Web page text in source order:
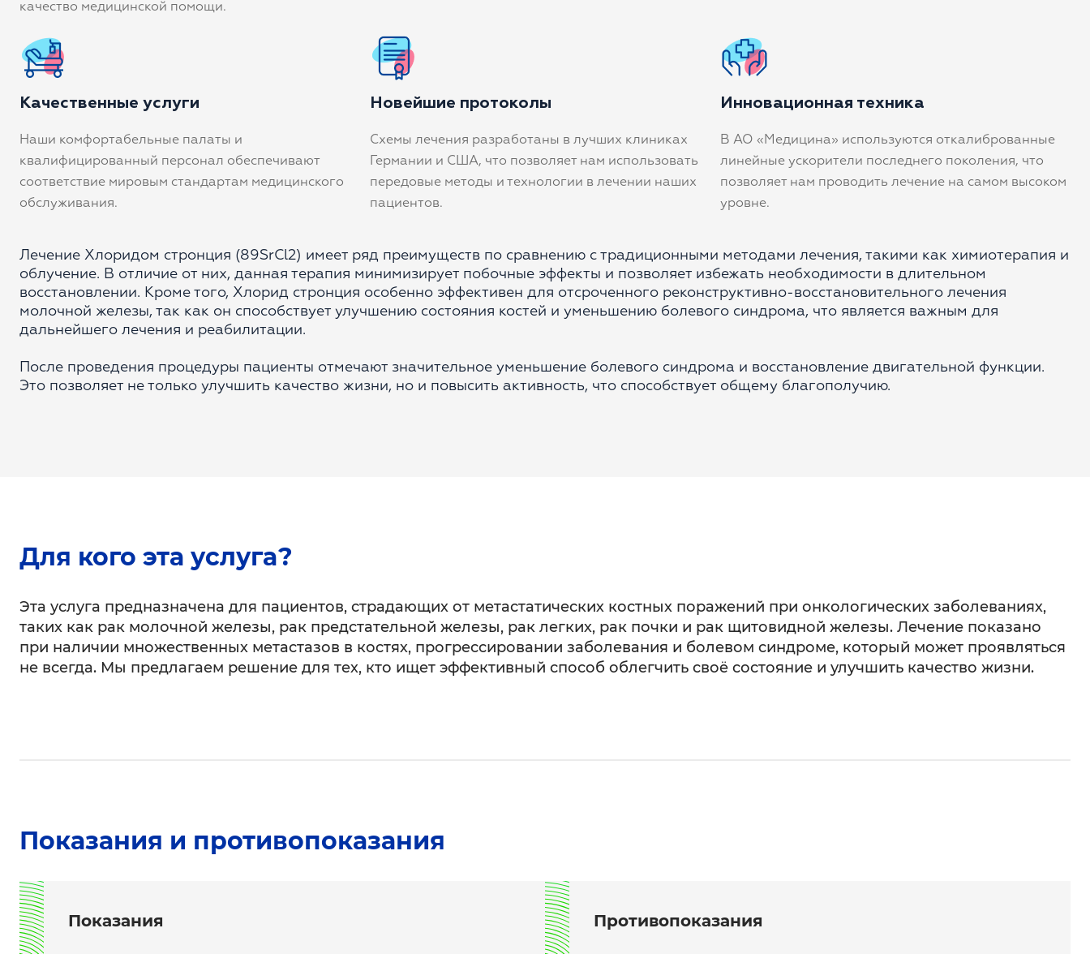
качество медицинской помощи.
Качественные услуги
Наши комфортабельные палаты и
квалифицированный персонал обеспечивают
соответствие мировым стандартам медицинского
обслуживания.
Новейшие протоколы
Схемы лечения разработаны в лучших клиниках
Германии и США, что позволяет нам использовать
передовые методы и технологии в лечении наших
пациентов.
Инновационная техника
В АО «Медицина» используются откалиброванные
линейные ускорители последнего поколения, что
позволяет нам проводить лечение на самом высоком
уровне.
Лечение Хлоридом стронция (89SrCl2) имеет ряд преимуществ по сравнению с традиционными методами лечения, такими как химиотерапия и
облучение. В отличие от них, данная терапия минимизирует побочные эффекты и позволяет избежать необходимости в длительном
восстановлении. Кроме того, Хлорид стронция особенно эффективен для отсроченного реконструктивно-восстановительного лечения
молочной железы, так как он способствует улучшению состояния костей и уменьшению болевого синдрома, что является важным для
дальнейшего лечения и реабилитации.
После проведения процедуры пациенты отмечают значительное уменьшение болевого синдрома и восстановление двигательной функции.
Это позволяет не только улучшить качество жизни, но и повысить активность, что способствует общему благополучию.
Для кого эта услуга?
Эта услуга предназначена для пациентов, страдающих от метастатических костных поражений при онкологических заболеваниях,
таких как рак молочной железы, рак предстательной железы, рак легких, рак почки и рак щитовидной железы. Лечение показано
при наличии множественных метастазов в костях, прогрессировании заболевания и болевом синдроме, который может проявляться
не всегда. Мы предлагаем решение для тех, кто ищет эффективный способ облегчить своё состояние и улучшить качество жизни.
Показания и противопоказания
Показания Противопоказания